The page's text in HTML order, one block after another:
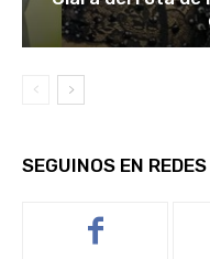
SEGUINOS EN REDES